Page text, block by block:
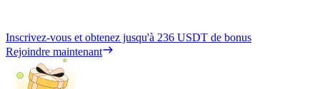
Inscrivez-vous et obtenez jusqu'à 236 USDT de bonus
Rejoindre maintenant